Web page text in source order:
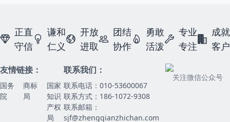
正直
守信
谦和
仁义
开放
进取
团结
协作
勇敢
活泼
专业
专注
成就
客户
友情链接：
国务
院
商标
局
国家
知识
产权
局
联系我们：
联系电话：010-53600067
联系方式：186-1072-9308
联系邮箱：
sjf@zhengqianzhichan.com
关注微信公众号